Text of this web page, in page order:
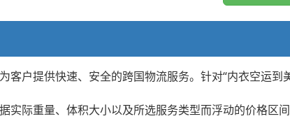
户提供快速、安全的跨国物流服务。针对“内衣空运
际重量、体积大小以及所选服务类型而浮动的价格区